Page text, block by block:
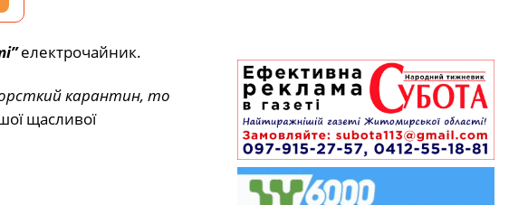
електрочайник.
карантин, то
щасливої